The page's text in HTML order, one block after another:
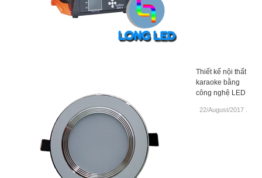
Thiết kế nội thất
karaoke bằng
công nghệ LED
22/August/2017 .